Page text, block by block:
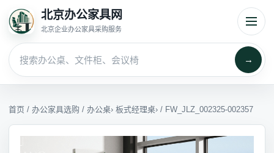
北京办公家具网
北京企业办公家具采购服务
→
首页 / 办公家具选购 / 办公桌› 板式经理桌› / FW_JLZ_002325-002357